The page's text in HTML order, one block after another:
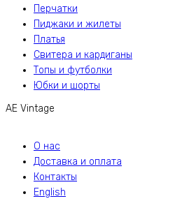
Перчатки
Пиджаки и жилеты
Платья
Свитера и кардиганы
Топы и футболки
Юбки и шорты
AE Vintage
О нас
Доставка и оплата
Контакты
English